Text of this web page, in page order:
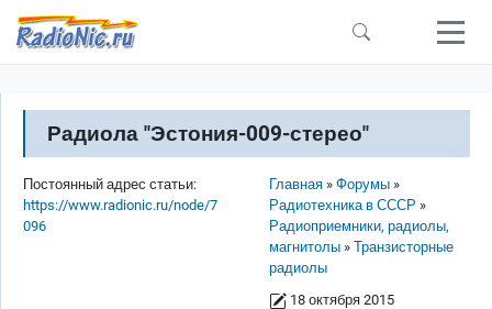
Перейти к основному содержанию
Радиола "Эстония-009-стерео"
Строка навигации
Главная
Форумы
Радиотехника в СССР
Радиоприемники, радиолы,
магнитолы
Транзисторные
радиолы
18 октября 2015
Постоянный адрес статьи:
https://www.radionic.ru/node/7
096